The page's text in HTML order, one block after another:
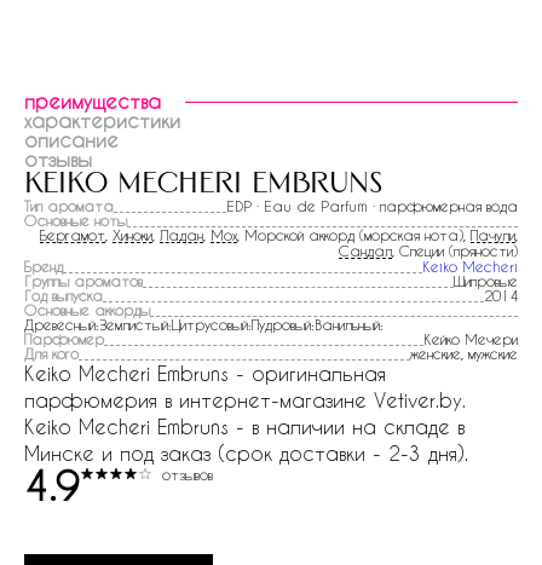
преимущества
характеристики
описание
отзывы
keiko mecheri embruns
Тип аромата
EDP · Eau de Parfum · парфюмерная вода
Основные ноты
Бергамот Хиноки Ладан Мох , Морской аккорд (морская нота), Пачули
Сандал , Специи (пряности)
Бренд
Keiko Mecheri
Группы ароматов
Шипровые
Год выпуска
2014
Основные аккорды
Древесный:Землистый:Цитрусовый:Пудровый:Ванильный:
Парфюмер
Кейко Мечери
Для кого
женские, мужские
Keiko Mecheri Embruns - оригинальная
парфюмерия в интернет-магазине Vetiver.by.
Keiko Mecheri Embruns - в наличии на складе в
Минске и под заказ (срок доставки - 2-3 дня).
4.9 отзывов